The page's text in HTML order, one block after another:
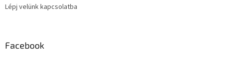
Lépj velünk kapcsolatba
Facebook